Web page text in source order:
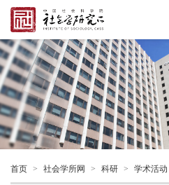
首页 > 社会学所网 > 科研 > 学术活动